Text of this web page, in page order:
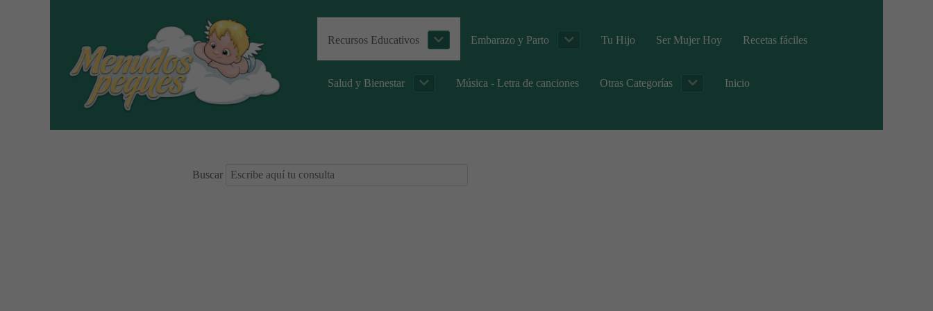
Recursos Educativos Embarazo y Parto Tu Hijo Ser Mujer Hoy Recetas fáciles
Salud y Bienestar Música - Letra de canciones Otras Categorías Inicio
Buscar